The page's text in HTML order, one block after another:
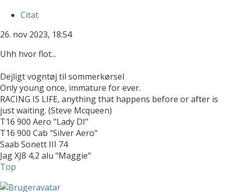
Citat
26. nov 2023, 18:54
Uhh hvor flot...
Dejligt vogntøj til sommerkørsel
Only young once, immature for ever.
RACING IS LIFE, anything that happens before or after is
just waiting. (Steve Mcqueen)
T16 900 Aero "Lady DI"
T16 900 Cab "Silver Aero"
Saab Sonett III 74
Jag XJ8 4,2 alu "Maggie"
Top